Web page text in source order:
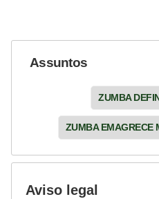
Assuntos
ZUMBA
ZUMBA EMAGRECE
Aviso legal